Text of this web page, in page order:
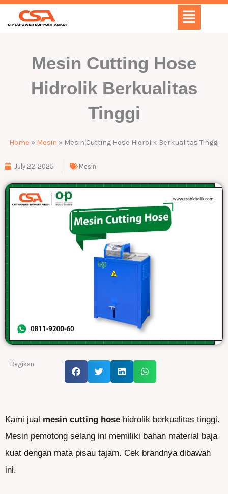
Skip
Menu
Mesin Cutting Hose
Hidrolik Berkualitas
Tinggi
Home » Mesin » Mesin Cutting Hose Hidrolik Berkualitas Tinggi
July 22, 2025 Mesin
Bagikan
Kami jual mesin cutting hose hidrolik berkualitas tinggi.
Mesin pemotong selang ini memiliki bahan material baja
kuat dengan mata pisau tajam. Cek brandnya dibawah
ini.